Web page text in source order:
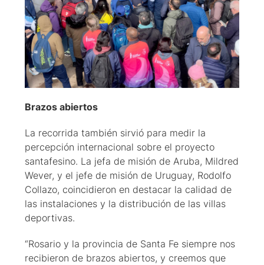
Brazos abiertos
La recorrida también sirvió para medir la
percepción internacional sobre el proyecto
santafesino. La jefa de misión de Aruba, Mildred
Wever, y el jefe de misión de Uruguay, Rodolfo
Collazo, coincidieron en destacar la calidad de
las instalaciones y la distribución de las villas
deportivas.
“Rosario y la provincia de Santa Fe siempre nos
recibieron de brazos abiertos, y creemos que